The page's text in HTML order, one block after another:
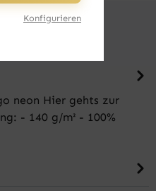
neon Hier gehts zur
- 140 g/m² - 100%
Konfigurieren